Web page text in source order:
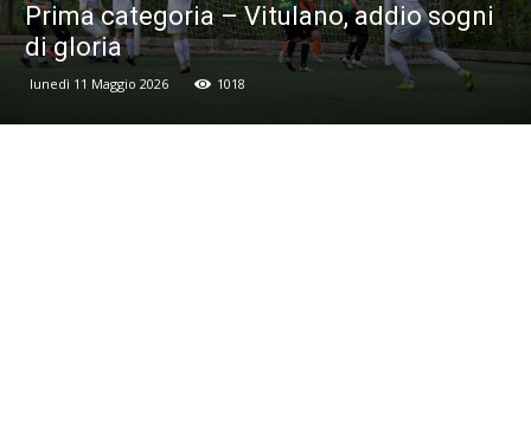
Prima categoria – Vitulano, addio sogni
di gloria
lunedì 11 Maggio 2026 1018